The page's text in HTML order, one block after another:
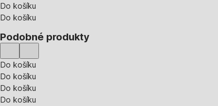
Do košíku
Do košíku
Podobné produkty
Do košíku
Do košíku
Do košíku
Do košíku